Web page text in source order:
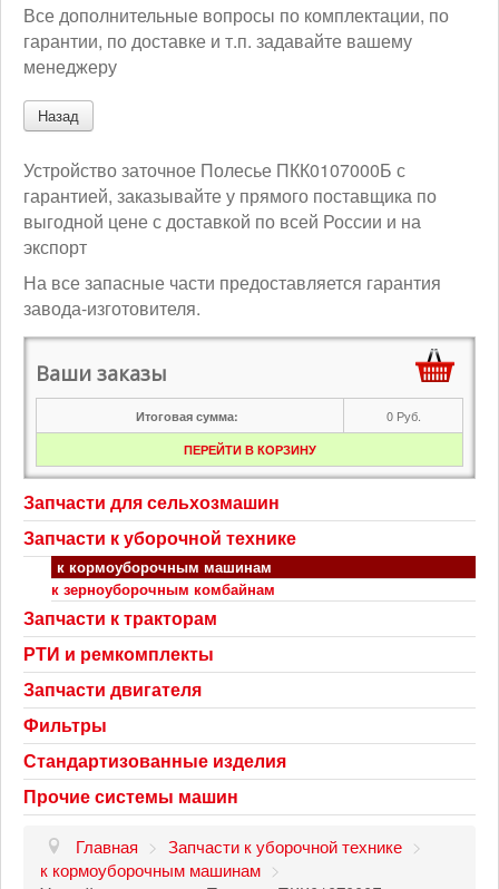
Все дополнительные вопросы по комплектации, по
гарантии, по доставке и т.п. задавайте вашему
менеджеру
Устройство заточное Полесье ПКК0107000Б с
гарантией, заказывайте у прямого поставщика по
выгодной цене с доставкой по всей России и на
экспорт
На все запасные части предоставляется гарантия
завода-изготовителя.
Ваши заказы
Итоговая сумма: 0 Руб.
ПЕРЕЙТИ В КОРЗИНУ
Запчасти для сельхозмашин
Запчасти к уборочной технике
к кормоуборочным машинам
к зерноуборочным комбайнам
Запчасти к тракторам
РТИ и ремкомплекты
Запчасти двигателя
Фильтры
Стандартизованные изделия
Прочие системы машин
Главная > Запчасти к уборочной технике >
к кормоуборочным машинам >